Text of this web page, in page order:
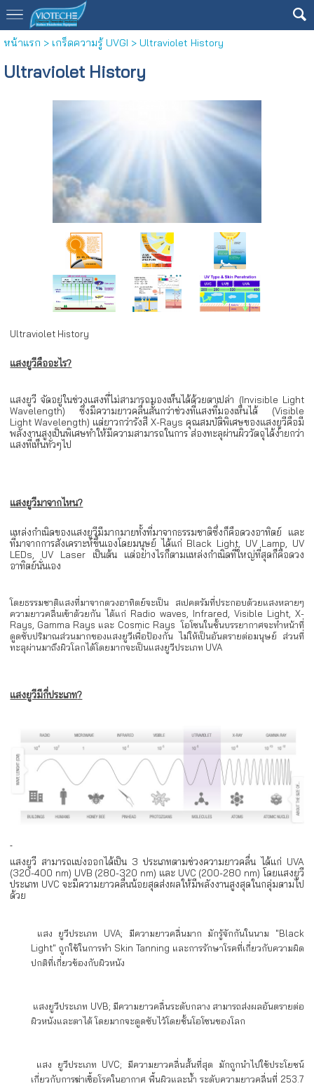
หน้าแรก > เกร็ดความรู้ UVGI > Ultraviolet History
Ultraviolet History
Ultraviolet History
แสงยูวีคืออะไร?
แสงยูวี จัดอยู่ในช่วงแสงที่ไม่สามารถมองเห็นได้ด้วยตาเปล่า (Invisible Light
Wavelength) ซึ่งมีความยาวคลื่นสั้นกว่าช่วงที่แสงที่มองเห็นได้ (Visible
Light Wavelength) แต่ยาวกว่ารังสี X-Rays คุณสมบัติพิเศษของแสงยูวีคือมี
พลังงานสูงเป็นพิเศษทำให้มีความสามารถในการ ส่องทะลุผ่านผิววัตถุได้ง่ายกว่า
แสงที่เห็นทั่วๆไป
แสงยูวีมาจากไหน?
แหล่งกำเนิดของแสงยูวีมีมากมายทั้งที่มาจากธรรมชาติซึ่งก็คือดวงอาทิตย์ และ
ที่มาจากการสังเคราะห์ขึ้นเองโดยมนุษย์ ได้แก่ Black Light, UV Lamp, UV
LEDs, UV Laser เป็นต้น แต่อย่างไรก็ตามแหล่งกำเนิดที่ใหญ่ที่สุดก็คือดวง
อาทิตย์นั่นเอง
โดยธรรมชาติแสงที่มาจากดวงอาทิตย์จะเป็น สเปคตรัมที่ประกอบด้วยแสงหลายๆ
ความยาวคลื่นเข้าด้วยกัน ได้แก่ Radio waves, Infrared, Visible Light, X-
Rays, Gamma Rays และ Cosmic Rays โอโซนในชั้นบรรยากาศจะทำหน้าที่
ดูดซับปริมาณส่วนมากของแสงยูวีเพื่อป้องกัน ไม่ให้เป็นอันตรายต่อมนุษย์ ส่วนที่
ทะลุผ่านมาถึงผิวโลกได้โดยมากจะเป็นแสงยูวีประเภท UVA
แสงยูวีมีกี่ประเภท?
แสงยูวี สามารถแบ่งออกได้เป็น 3 ประเภทตามช่วงความยาวคลื่น ได้แก่ UVA
(320-400 nm) UVB (280-320 nm) และ UVC (200-280 nm) โดยแสงยูวี
ประเภท UVC จะมีความยาวคลื่นน้อยสุดส่งผลให้มีพลังงานสูงสุดในกลุ่มตามไป
ด้วย
แสง ยูวีประเภท UVA; มีความยาวคลื่นมาก มักรู้จักกันในนาม "Black
Light" ถูกใช้ในการทำ Skin Tanning และการรักษาโรคที่เกี่ยวกับความผิด
ปกติที่เกี่ยวข้องกับผิวหนัง
แสงยูวีประเภท UVB; มีความยาวคลื่นระดับกลาง สามารถส่งผลอันตรายต่อ
ผิวหนังและตาได้ โดยมากจะดูดซับไว้โดยชั้นโอโซนของโลก
แสง ยูวีประเภท UVC; มีความยาวคลื่นสั้นที่สุด มักถูกนำไปใช้ประโยชน์
เกี่ยวกับการฆ่าเชื้อโรคในอากาศ พื้นผิวและน้ำ ระดับความยาวคลื่นที่ 253.7